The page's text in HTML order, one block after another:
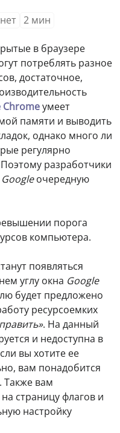
2 мин
в браузере
потреблять разное
достаточное,
Chromeумеет
памяти и выводить
однако много ли
регулярно
разработчики
Googleочередную
порога
компьютера.
появляться
углу окна Google
будет предложено
ресурсоемких
. На данный
и недоступна в
вы хотите ее
вам понадобится
Также вам
страницу флагов и
настройку